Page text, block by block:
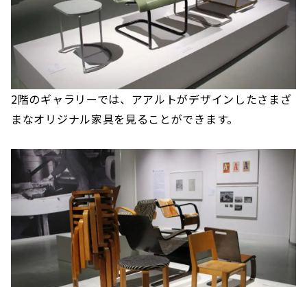
2階のギャラリーでは、アアルトがデザインしたさまざ
まなオリジナル家具を見ることができます。